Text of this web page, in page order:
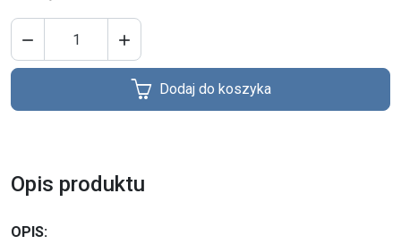
mięsnego
 
Dodaj do koszyka
Opis produktu
OPIS: